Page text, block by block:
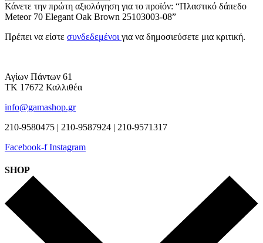
Κάνετε την πρώτη αξιολόγηση για το προϊόν: “Πλαστικό δάπεδο
Meteor 70 Elegant Oak Brown 25103003-08”
Πρέπει να είστε συνδεδεμένοι για να δημοσιεύσετε μια κριτική.
Αγίων Πάντων 61
ΤΚ 17672 Καλλιθέα
info@gamashop.gr
210-9580475 | 210-9587924 | 210-9571317
Facebook-f Instagram
SHOP